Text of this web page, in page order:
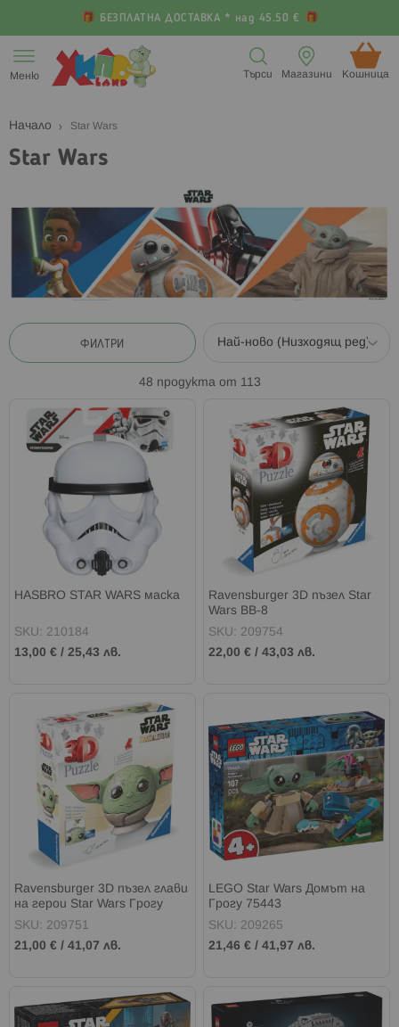
БЕЗПЛАТНА ДОСТАВКА * над 45.50 €
към
съдържанието
Меню Кошница (
Магазини
Търси
Начало Star Wars
Star Wars
ФИЛТРИ
48 продукта от 113
HASBRO STAR WARS маска
SKU: 210184
13,00 € / 25,43 лв.
Ravensburger 3D пъзел Star
Wars BB-8
SKU: 209754
22,00 € /43,03 лв.
Ravensburger 3D пъзел глави
на герои Star Wars Грогу
SKU: 209751
21,00 € / 41,07 лв.
LEGO Star Wars Домът на
Грогу 75443
SKU: 209265
21,46 € /41,97 лв.